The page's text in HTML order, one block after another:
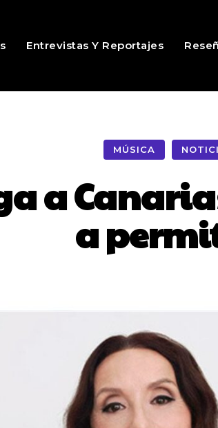
Entrevistas Y Reportajes
MÚSICA
a
a